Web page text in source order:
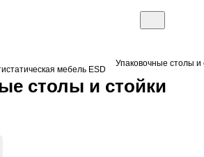
мебель ESD
Упаковочные столы и
столы и стойки